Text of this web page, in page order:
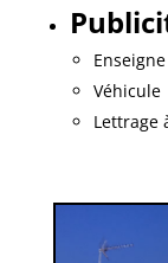
Enseigne
Véhicule
Lettrage